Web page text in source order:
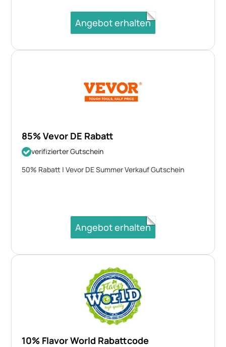
Angebot erhalten
85% Vevor DE Rabatt
verifizierter Gutschein
50% Rabatt | Vevor DE Summer Verkauf Gutschein
Angebot erhalten
10% Flavor World Rabattcode